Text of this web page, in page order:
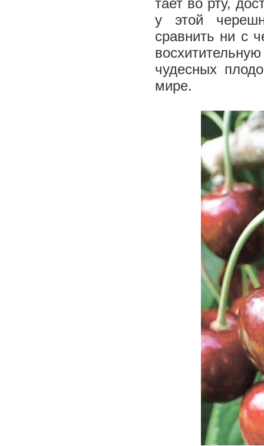
тает во рту,
у этой
сравнить ни с
чудесных
мире.